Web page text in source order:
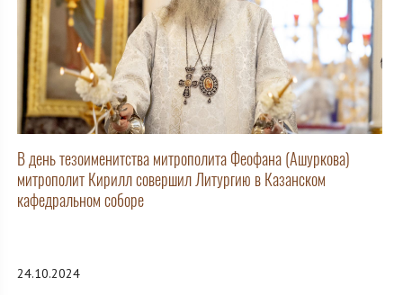
В день тезоименитства митрополита Феофана (Ашуркова)
митрополит Кирилл совершил Литургию в Казанском
кафедральном соборе
24.10.2024